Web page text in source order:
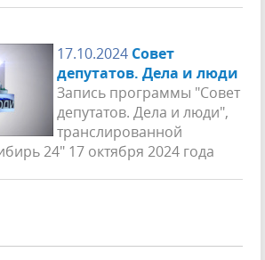
17.10.2024 Совет
депутатов. Дела и люди
Запись программы "Совет
депутатов. Дела и люди",
транслированной
24" 17 октября 2024 года